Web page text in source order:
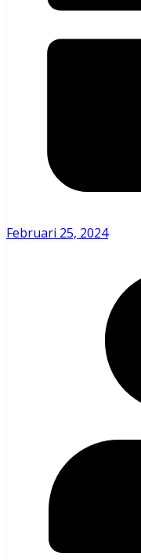
Februari 25, 2024